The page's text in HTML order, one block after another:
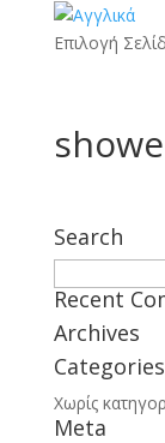
Επιλογή
Search
για:
Recent
Archives
Categories
Χωρίς
Meta